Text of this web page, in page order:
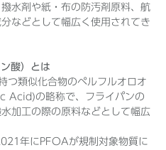
水剤や紙・布の防汚剤原料、航
などとして幅広く使用されてき
酸）とは
つ類似化合物のペルフルオロオ
の略称で、フライパンの
加工の際の原料などとして幅広
年にPFOAが規制対象物質に